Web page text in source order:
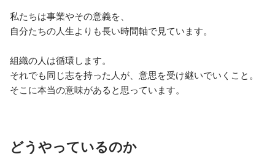
私たちは事業やその意義を、
自分たちの人生よりも長い時間軸で見ています。
組織の人は循環します。
それでも同じ志を持った人が、意思を受け継いでいくこと。
そこに本当の意味があると思っています。
どうやっているのか